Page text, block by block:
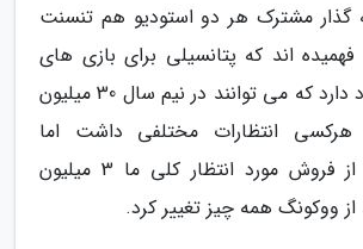
گذار مشترک هر دو استودیو هم تنسنت
اند که پتانسیلی برای بازی های
ساخت چین وجود دارد که می توانند در نیم سال 30 میلیون
هرکسی انتظارات مختلفی داشت اما
بیشترین ارزیابی از فروش مورد انتظار کلی ما 3 میلیون
ووکونگ همه چیز تغییر کرد.